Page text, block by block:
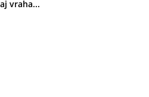
vraha...